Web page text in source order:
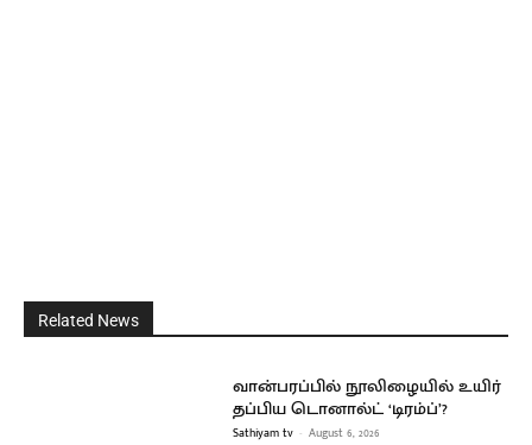
Related News
வான்பரப்பில் நூலிழையில் உயிர்
தப்பிய டொனால்ட் ‘டிரம்ப்’?
Sathiyam tv - August 6, 2026